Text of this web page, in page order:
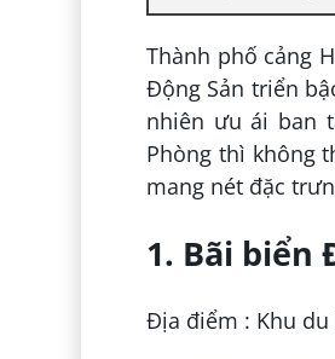
Thành phố cảng
Động Sản triển
nhiên ưu ái ban
Phòng thì không
mang nét đặc
1. Bãi biển
Địa điểm : Khu